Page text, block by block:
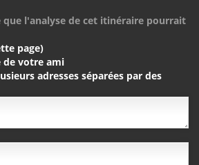
l'analyse de cet itinéraire pourrait
page)
de votre ami
adresses séparées par des